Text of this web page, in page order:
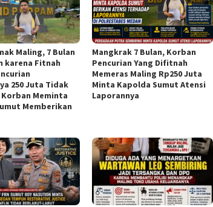
Maling, 7 Bulan
karena Fitnah
250 Juta Tidak
Meminta
Memberikan
Mangkrak 7 Bulan, Korban
Pencurian Yang Difitnah
Memeras Maling Rp250 Juta
Minta Kapolda Sumut Atensi
Laporannya